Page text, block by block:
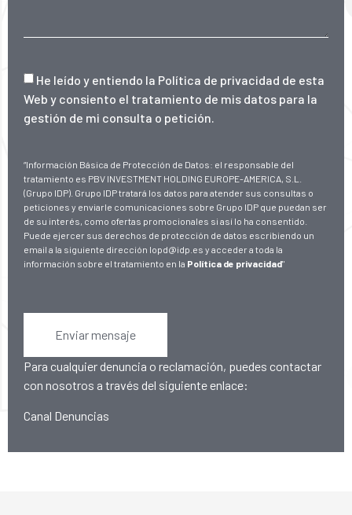
He leído y entiendo la Política de privacidad de esta
Web y consiento el tratamiento de mis datos para la
gestión de mi consulta o petición.
“Información Básica de Protección de Datos: el responsable del
tratamiento es PBV INVESTMENT HOLDING EUROPE-AMERICA, S.L.
(Grupo IDP). Grupo IDP tratará los datos para atender sus consultas o
peticiones y enviarle comunicaciones sobre Grupo IDP que puedan ser
de su interés, como ofertas promocionales si así lo ha consentido.
Puede ejercer sus derechos de protección de datos escribiendo un
email a la siguiente dirección lopd@idp.es y acceder a toda la
información sobre el tratamiento en la Política de privacidad"
Enviar mensaje
Para cualquier denuncia o reclamación, puedes contactar
con nosotros a través del siguiente enlace:
Canal Denuncias